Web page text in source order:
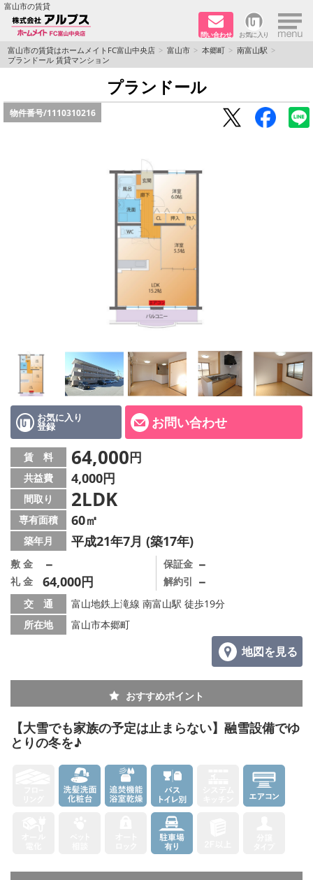
富山市の賃貸
問い合わせ お気に入り ×
TOPページ
ペット同居はご相談ください
路線·駅から探す
富山市の賃貸はホームメイトFC富山中央店 富山市 本郷町
南富山駅
プランドール 賃貸マンション
プランドール
物件番号/1110310216
お気に入り
登録 お問い合わせ
賃 料 64,000円
共益費 4,000円
間取り 2LDK
専有面積 60㎡
築年月 平成21年7月 (築17年)
敷 金 －
礼 金 64,000円
保証金 －
解約引 －
交 通
富山地鉄上滝線 南富山駅 徒歩19分
所在地
富山市本郷町
地図を見る
おすすめポイント
【大雪でも家族の予定は止まらない】融雪設備でゆ
とりの冬を♪